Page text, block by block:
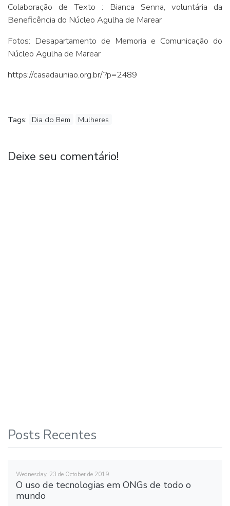
Colaboração de Texto : Bianca Senna, voluntária da
Beneficência do Núcleo Agulha de Marear
Fotos: Desapartamento de Memoria e Comunicação do
Núcleo Agulha de Marear
https://casadauniao.org.br/?p=2489
Tags: Dia do Bem Mulheres
Deixe seu comentário!
Posts Recentes
Wednesday, 23 de October de 2019
O uso de tecnologias em ONGs de todo o
mundo